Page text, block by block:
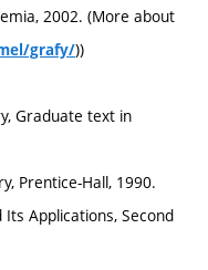
2002. (More about
grafy/))
Graduate text in
Prentice-Hall, 1990.
Its Applications, Second